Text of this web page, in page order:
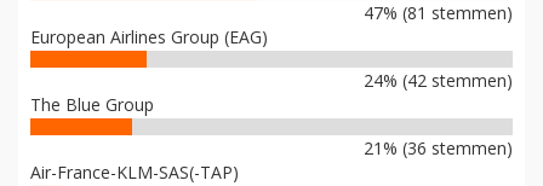
47% (81 stemmen)
European Airlines Group (EAG)
24% (42 stemmen)
The Blue Group
21% (36 stemmen)
Air-France-KLM-SAS(-TAP)